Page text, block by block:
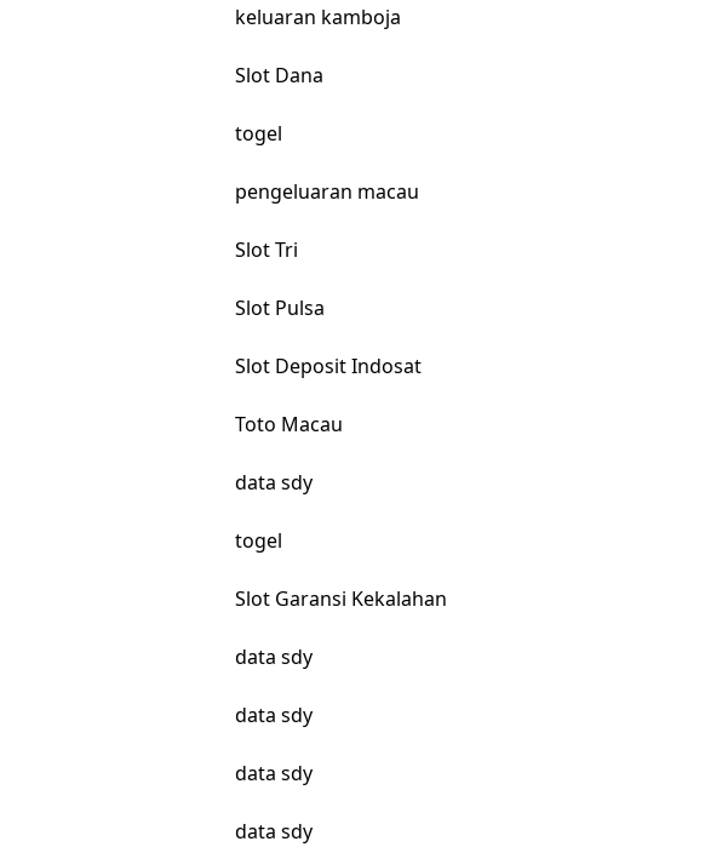
keluaran kamboja
Slot Dana
togel
pengeluaran macau
Slot Tri
Slot Pulsa
Slot Deposit Indosat
Toto Macau
data sdy
togel
Slot Garansi Kekalahan
data sdy
data sdy
data sdy
data sdy